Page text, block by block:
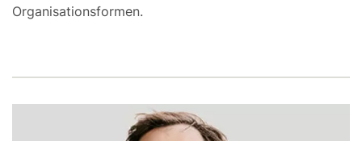
Organisationsformen.